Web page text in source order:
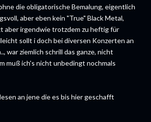
die obligatorische Bemalung, eigentlich
aber eben kein "True" Black Metal,
aber irgendwie trotzdem zu heftig für
sollt i doch bei diversen Konzerten an
war ziemlich schrill das ganze, nicht
muß ich's nicht unbedingt nochmals
an jene die es bis hier geschafft